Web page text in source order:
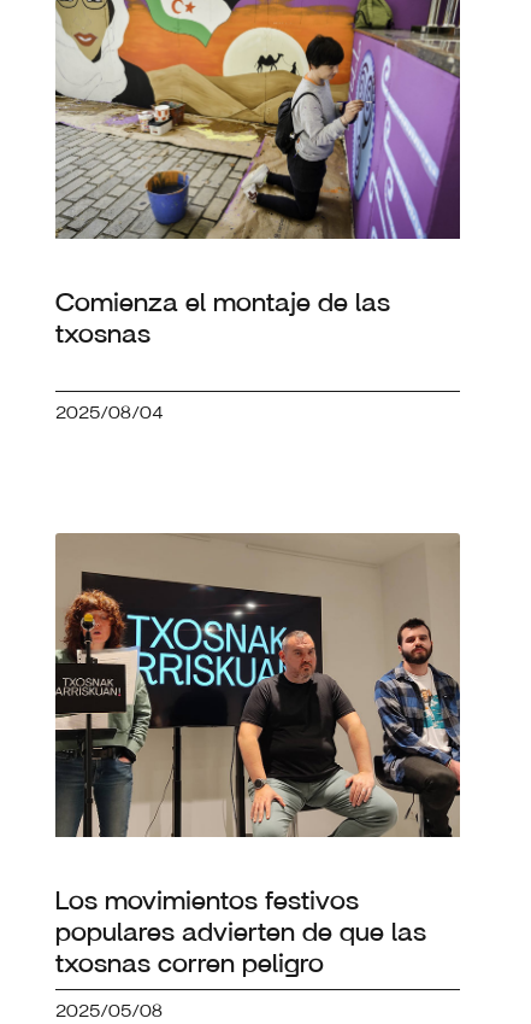
Comienza el montaje de las
txosnas
2025/08/04
Los movimientos festivos
populares advierten de que las
txosnas corren peligro
2025/05/08